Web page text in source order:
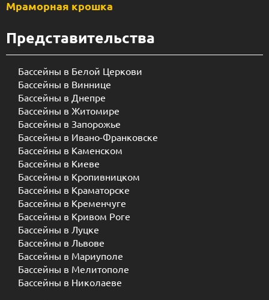
Мраморная крошка
Представительства
Бассейны в Белой Церкови
Бассейны в Виннице
Бассейны в Днепре
Бассейны в Житомире
Бассейны в Запорожье
Бассейны в Ивано-Франковске
Бассейны в Каменском
Бассейны в Киеве
Бассейны в Кропивницком
Бассейны в Краматорске
Бассейны в Кременчуге
Бассейны в Кривом Роге
Бассейны в Луцке
Бассейны в Львове
Бассейны в Мариуполе
Бассейны в Мелитополе
Бассейны в Николаеве